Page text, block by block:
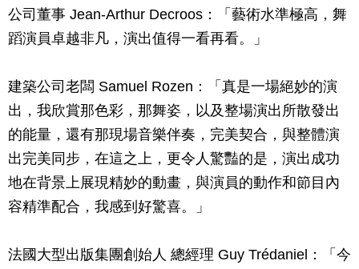
公司董事 Jean-Arthur Decroos：「藝術水準極高，舞
蹈演員卓越非凡，演出值得一看再看。」
建築公司老闆 Samuel Rozen：「真是一場絕妙的演
出，我欣賞那色彩，那舞姿，以及整場演出所散發出
的能量，還有那現場音樂伴奏，完美契合，與整體演
出完美同步，在這之上，更令人驚豔的是，演出成功
地在背景上展現精妙的動畫，與演員的動作和節目內
容精準配合，我感到好驚喜。」
法國大型出版集團創始人 總經理 Guy Trédaniel：「今